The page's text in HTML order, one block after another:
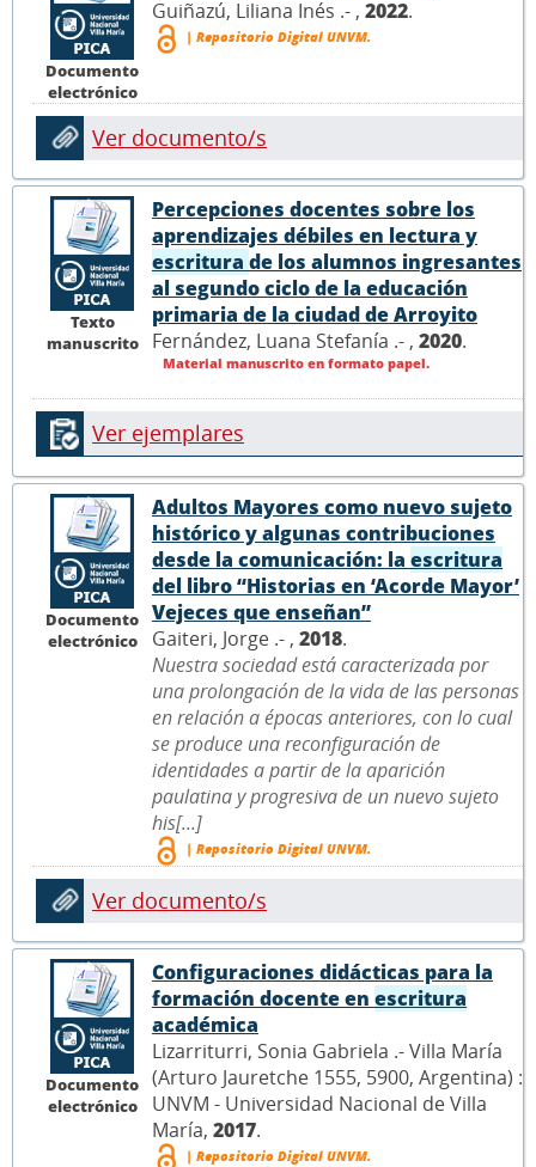
Documento
electrónico
Guiñazú, Liliana Inés .- , 2022.
| Repositorio Digital UNVM.
Ver documento/s
Texto
manuscrito
Percepciones docentes sobre los
aprendizajes débiles en lectura y
escritura de los alumnos ingresantes
al segundo ciclo de la educación
primaria de la ciudad de Arroyito
Fernández, Luana Stefanía .- , 2020.
Material manuscrito en formato papel.
Ver ejemplares
Documento
electrónico
Adultos Mayores como nuevo sujeto
histórico y algunas contribuciones
desde la comunicación: la escritura
del libro “Historias en ‘Acorde Mayor’
Vejeces que enseñan”
Gaiteri, Jorge .- , 2018.
Nuestra sociedad está caracterizada por
una prolongación de la vida de las personas
en relación a épocas anteriores, con lo cual
se produce una reconfiguración de
identidades a partir de la aparición
paulatina y progresiva de un nuevo sujeto
his[...]
| Repositorio Digital UNVM.
Ver documento/s
Documento
electrónico
Configuraciones didácticas para la
formación docente en escritura
académica
Lizarriturri, Sonia Gabriela .- Villa María
(Arturo Jauretche 1555, 5900, Argentina) :
UNVM - Universidad Nacional de Villa
María, 2017.
| Repositorio Digital UNVM.